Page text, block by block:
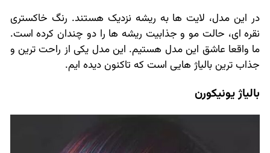
در این مدل، لایت ها به ریشه نزدیک هستند. رنگ خاکستری
نقره ای، حالت مو و جذابیت ریشه ها را دو چندان کرده است.
ما واقعا عاشق این مدل هستیم. این مدل یکی از راحت ترین و
جذاب ترین بالیاژ هایی است که تاکنون دیده ایم.
بالیاژ یونیکورن